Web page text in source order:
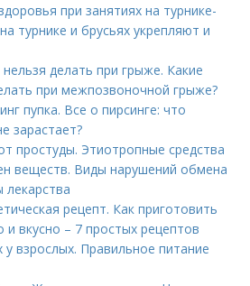
при занятиях на турнике-
турнике и брусьях укрепляют и
делать при грыже. Какие
при межпозвоночной грыже?
пупка. Все о пирсинге: что
зарастает?
простуды. Этиотропные средства
веществ. Виды нарушений обмена
рецепт. Как приготовить
вкусно – 7 простых рецептов
у взрослых. Правильное питание